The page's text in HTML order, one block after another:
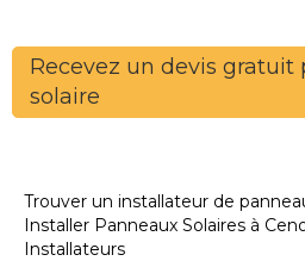
Recevez un devis
solaire
Trouver un installateur de
Installer Panneaux Solaires à
Installateurs